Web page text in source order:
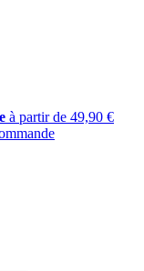
à partir de 49,90 €